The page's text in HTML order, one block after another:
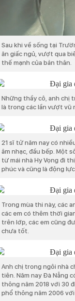
Sau khi về sống tại
ăn giấc ngủ, vượt qua
thế mạnh của bản thân.
Những thầy cô, anh chị
là trong các lần vượt vũ
21 sĩ tử năm nay có
âm nhạc, đầu bếp. Một
từ mái nhà Hy Vọng đi
phúc và cũng là động
Trong mùa thi này, các
các em có thêm thời
trên lớp, các em cũng
chưa tốt.
Anh chị trong ngôi nhà
tiên. Năm nay Đà Nẵng
thông năm 2018 với 30
phổ thông năm 2006 với